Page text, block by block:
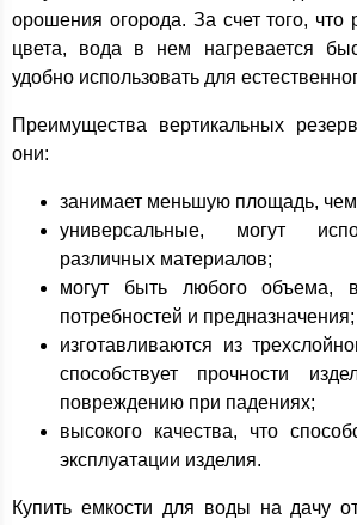
орошения огорода. За счет того, что
цвета, вода в нем нагревается
удобно использовать для
Преимущества вертикальных
они:
занимает меньшую площадь, чем
универсальные, могут
различных материалов;
могут быть любого объема,
потребностей и предназначения;
изготавливаются из
способствует прочности
повреждению при падениях;
высокого качества, что
эксплуатации изделия.
Купить емкости для воды на дачу